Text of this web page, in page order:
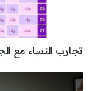
تجارب النساء مع